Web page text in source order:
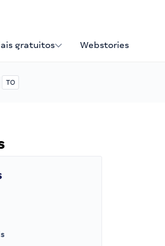
gratuitos Webstories
TO